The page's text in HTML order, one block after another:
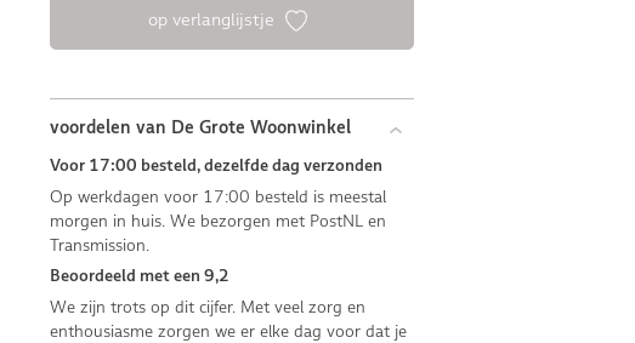
op verlanglijstje
voordelen van De Grote Woonwinkel
Voor 17:00 besteld, dezelfde dag verzonden
Op werkdagen voor 17:00 besteld is meestal
morgen in huis. We bezorgen met PostNL en
Transmission.
Beoordeeld met een 9,2
We zijn trots op dit cijfer. Met veel zorg en
enthousiasme zorgen we er elke dag voor dat je